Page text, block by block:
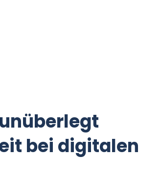
bei digitalen